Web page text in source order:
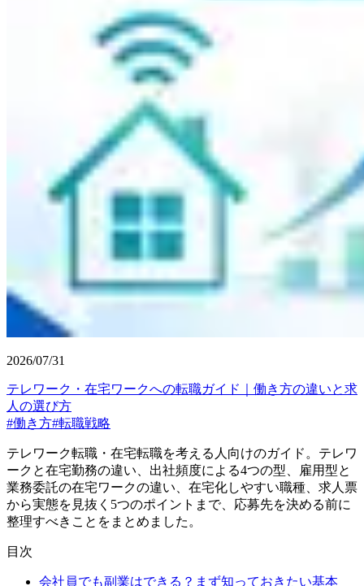
2026/07/31
テレワーク・在宅ワークへの転職ガイド｜働き方の違いと求
人の選び方
#働き方#転職戦略
テレワーク転職・在宅転職を考える人向けのガイド。テレワ
ークと在宅勤務の違い、出社頻度による4つの型、雇用型と
業務委託の在宅ワークの違い、在宅化しやすい職種、求人票
から実態を見抜く5つのポイントまで、応募先を決める前に
整理すべきことをまとめました。
目次
会社員でも副業はできる？まず知っておきたい基本